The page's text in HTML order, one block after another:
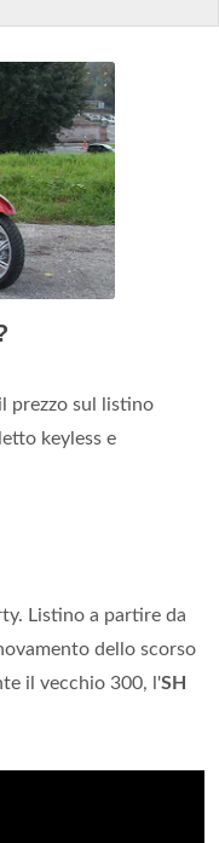
prezzo sul listino
keyless e
Listino a partire da
dello scorso
il vecchio 300, l'SH